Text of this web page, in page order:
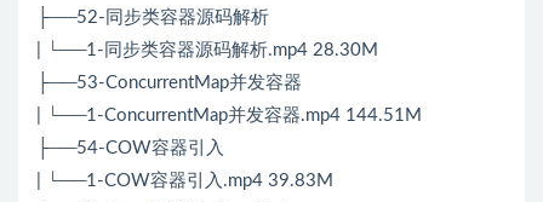
├──52-同步类容器源码解析
| └──1-同步类容器源码解析.mp4 28.30M
├──53-ConcurrentMap并发容器
| └──1-ConcurrentMap并发容器.mp4 144.51M
├──54-COW容器引入
| └──1-COW容器引入.mp4 39.83M